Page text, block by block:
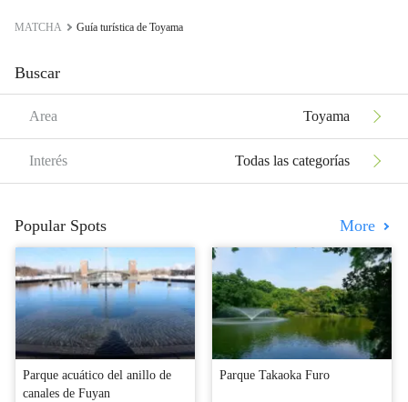
MATCHA Guía turística de Toyama
Buscar
Area Toyama
Interés Todas las categorías
Popular Spots More
Parque acuático del anillo de
canales de Fuyan
Parque Takaoka Furo